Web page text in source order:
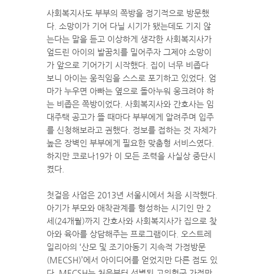
사회복지사도 부부의 쪽방을 정기적으로 방문했
다. 소망이가 기어 다닐 시기가 됐는데도 기지 않
는다는 말을 듣고 이상하게 생각한 사회복지사가
엎드린 아이의 발꿈치를 밀어주자 그제야 소망이
가 앞으로 기어가기 시작했다. 집이 너무 비좁다
보니 아이는 움직임을 스스로 포기하고 있었다. 엄
마가 누우면 아빠는 옆으로 돌아누워 웅크려야 하
는 비좁은 쪽방이었다. 사회복지사와 간호사는 임
대주택 공고가 뜰 때마다 부부에게 알려주며 입주
를 신청해보라고 권했다. 정보를 접하는 것 자체가
높은 장벽인 부부에게 필요한 맞춤형 서비스였다.
하지만 코로나19가 이 모든 조력을 사실상 중단시
켰다.
첫걸음 사업은 2013년 서울시에서 처음 시작했다.
아기가 부모와 애착관계를 형성하는 시기인 만 2
세(24개월)까지 간호사와 사회복지사가 집으로 찾
아와 육아를 상담해주는 프로그램이다. 오스트레
일리아의 ‘산모 및 조기아동기 지속적 가정방문
(MECSH)’에서 아이디어를 얻었지만 다른 점도 있